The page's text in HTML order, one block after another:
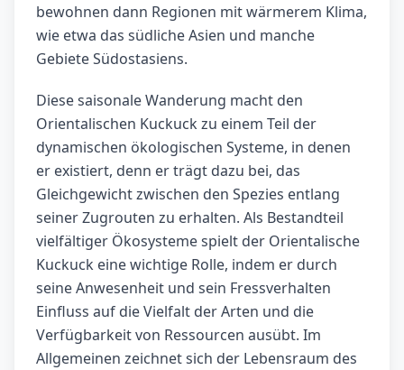
bewohnen dann Regionen mit wärmerem Klima,
wie etwa das südliche Asien und manche
Gebiete Südostasiens.
Diese saisonale Wanderung macht den
Orientalischen Kuckuck zu einem Teil der
dynamischen ökologischen Systeme, in denen
er existiert, denn er trägt dazu bei, das
Gleichgewicht zwischen den Spezies entlang
seiner Zugrouten zu erhalten. Als Bestandteil
vielfältiger Ökosysteme spielt der Orientalische
Kuckuck eine wichtige Rolle, indem er durch
seine Anwesenheit und sein Fressverhalten
Einfluss auf die Vielfalt der Arten und die
Verfügbarkeit von Ressourcen ausübt. Im
Allgemeinen zeichnet sich der Lebensraum des